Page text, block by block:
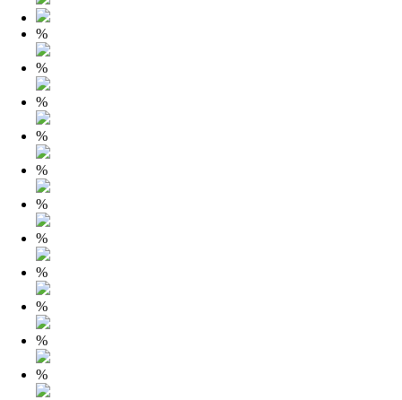
%
%
%
%
%
%
%
%
%
%
%